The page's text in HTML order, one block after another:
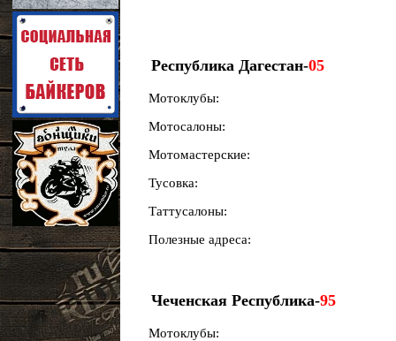
Республика Дагестан-05
Мотоклубы:
Мотосалоны:
Мотомастерские:
Тусовка:
Таттусалоны:
Полезные адреса:
Чеченская Республика-95
Мотоклубы: